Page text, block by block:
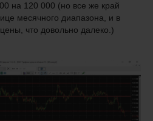
на 120 000 (но все же край
месячного диапазона, и в
что довольно далеко.)